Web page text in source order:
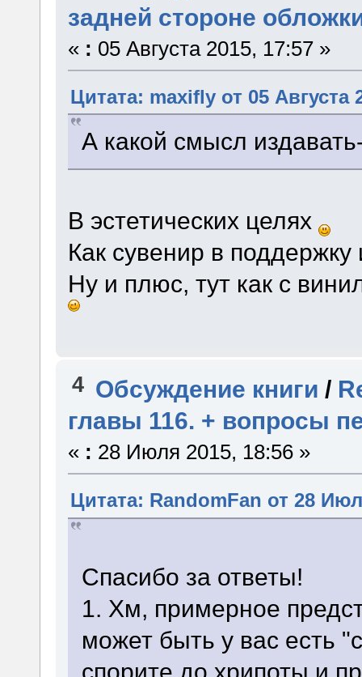
задней стороне
« : 05 Августа 2015, 17:57 »
Цитата: maxifly от 05 Августа
А какой смысл
В эстетических целях
Как сувенир в
Ну и плюс, тут как с
4 Обсуждение книги /
главы 116. + вопросы
« : 28 Июля 2015, 18:56 »
Цитата: RandomFan от 28
Спасибо за ответы!
1. Хм, примерное
может быть у вас есть